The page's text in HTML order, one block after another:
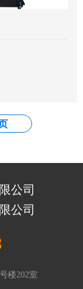
公司
公司
楼202室